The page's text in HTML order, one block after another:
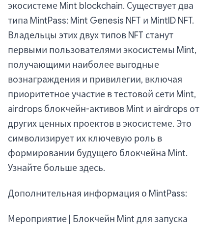
экосистеме Mint blockchain. Существует два
типа MintPass: Mint Genesis NFT и MintID NFT.
Владельцы этих двух типов NFT станут
первыми пользователями экосистемы Mint,
получающими наиболее выгодные
вознаграждения и привилегии, включая
приоритетное участие в тестовой сети Mint,
airdrops блокчейн-активов Mint и airdrops от
других ценных проектов в экосистеме. Это
символизирует их ключевую роль в
формировании будущего блокчейна Mint.
Узнайте больше здесь.
Дополнительная информация о MintPass:
Мероприятие | Блокчейн Mint для запуска